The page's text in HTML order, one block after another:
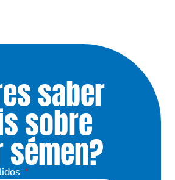
saber
sobre
sémen?